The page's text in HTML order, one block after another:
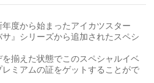
度から始まったアイカツスター
』シリーズから追加されたスペシ
揃えた状態でこのスペシャルイベ
ミアムの証をゲットすることがで